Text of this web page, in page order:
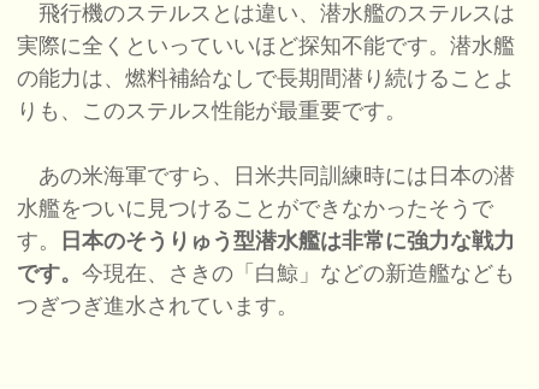
飛行機のステルスとは違い、潜水艦のステルスは
実際に全くといっていいほど探知不能です。潜水艦
の能力は、燃料補給なしで長期間潜り続けることよ
りも、このステルス性能が最重要です。
あの米海軍ですら、日米共同訓練時には日本の潜
水艦をついに見つけることができなかったそうで
す。
日本のそうりゅう型潜水艦は非常に強力な戦力
です。今現在、さきの「白鯨」などの新造艦なども
つぎつぎ進水されています。